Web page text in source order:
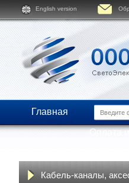
English version
Главная
Оплата
Кабель-каналы,